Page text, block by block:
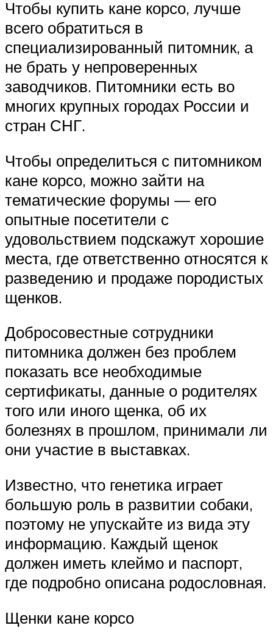
Чтобы купить кане корсо, лучше
всего обратиться в
специализированный питомник, а
не брать у непроверенных
заводчиков. Питомники есть во
многих крупных городах России и
стран СНГ.
Чтобы определиться с питомником
кане корсо, можно зайти на
тематические форумы — его
опытные посетители с
удовольствием подскажут хорошие
места, где ответственно относятся к
разведению и продаже породистых
щенков.
Добросовестные сотрудники
питомника должен без проблем
показать все необходимые
сертификаты, данные о родителях
того или иного щенка, об их
болезнях в прошлом, принимали ли
они участие в выставках.
Известно, что генетика играет
большую роль в развитии собаки,
поэтому не упускайте из вида эту
информацию. Каждый щенок
должен иметь клеймо и паспорт,
где подробно описана родословная.
Щенки кане корсо